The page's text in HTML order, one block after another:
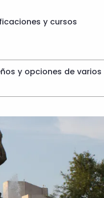
y cursos
y opciones de varios